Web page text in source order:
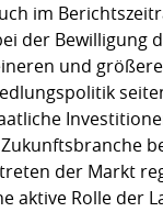
im
der Bewilligung
und
der Markt
aktive Rolle der